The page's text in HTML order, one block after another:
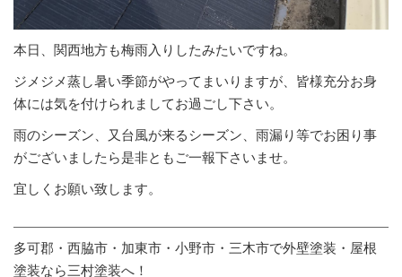
本日、関西地方も梅雨入りしたみたいですね。
ジメジメ蒸し暑い季節がやってまいりますが、皆様充分お身
体には気を付けられましてお過ごし下さい。
雨のシーズン、又台風が来るシーズン、雨漏り等でお困り事
がございましたら是非ともご一報下さいませ。
宜しくお願い致します。
多可郡・西脇市・加東市・小野市・三木市で外壁塗装・屋根
塗装なら三村塗装へ！